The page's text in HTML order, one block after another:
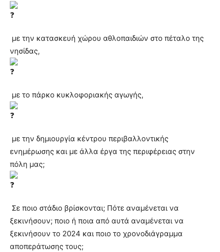
με την κατασκευή χώρου αθλοπαιδιών στο πέταλο της
νησίδας,
με το πάρκο κυκλοφοριακής αγωγής,
με την δημιουργία κέντρου περιβαλλοντικής
ενημέρωσης και με άλλα έργα της περιφέρειας στην
πόλη μας;
Σε ποιο στάδιο βρίσκονται; Πότε αναμένεται να
ξεκινήσουν; ποιο ή ποια από αυτά αναμένεται να
ξεκινήσουν το 2024 και ποιο το χρονοδιάγραμμα
αποπεράτωσης τους;